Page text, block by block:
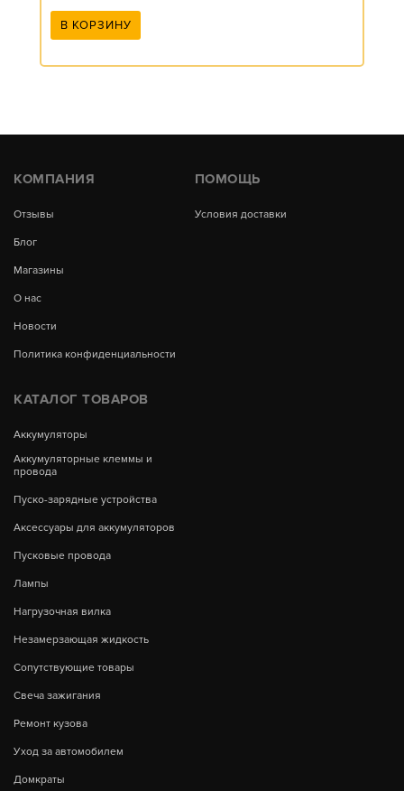
В КОРЗИНУ
КОМПАНИЯ
Отзывы
Блог
Магазины
О нас
Новости
Политика конфиденциальности
ПОМОЩЬ
Условия доставки
КАТАЛОГ ТОВАРОВ
Аккумуляторы
Аккумуляторные клеммы и
провода
Пуско-зарядные устройства
Аксессуары для аккумуляторов
Пусковые провода
Лампы
Нагрузочная вилка
Незамерзающая жидкость
Сопутствующие товары
Свеча зажигания
Ремонт кузова
Уход за автомобилем
Домкраты